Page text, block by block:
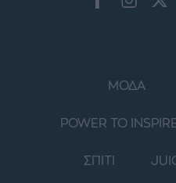
ΜΟΔΑ
POWER TO INSPIRE
ΣΠΙΤΙ